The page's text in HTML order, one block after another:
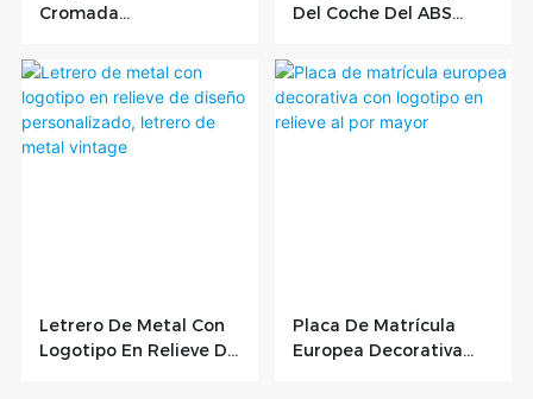
Cromada
Adhesivo 3M Para
Decoración De Coche
Del Coche Del ABS
Logotipo Del
Fabricante Profesional
Letrero De Metal Con
Logotipo En Relieve De
Placa De Matrícula
Europea Decorativa